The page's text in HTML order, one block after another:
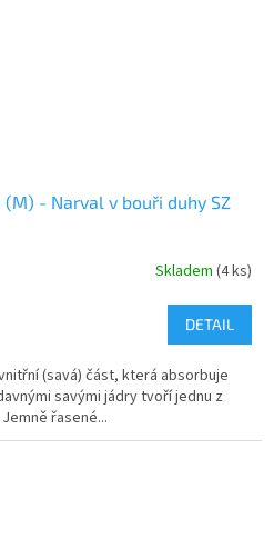
- Narval v bouři duhy SZ
Skladem (4 ks)
DETAIL
(savá) část, která absorbuje
savými jádry tvoří jednu z
řasené...